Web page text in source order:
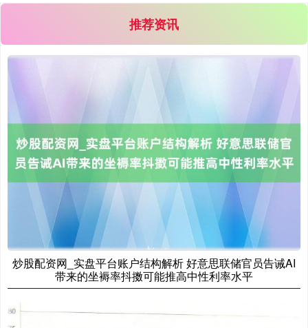
上证综指 3883.08 +4.65 +0.12%
推荐资讯
炒股配资网_实盘平台账户结构解析 好意思联储官员告诫AI
带来的坐褥率抖擞可能推高中性利率水平